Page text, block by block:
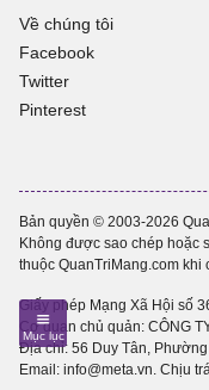
Về chúng tôi
Facebook
Twitter
Pinterest
Bản quyền © 2003-2026
Không được sao chép hoặc
thuộc QuanTriMang.com
Giấy phép Mạng Xã Hội số
Cơ quan chủ quản: CÔNG
Địa chỉ: 56 Duy Tân,
Email: info@meta.vn. Chịu